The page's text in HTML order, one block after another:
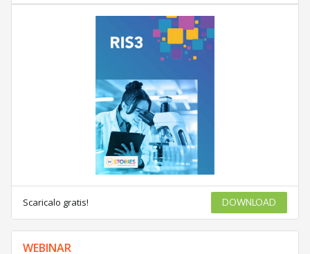
Scaricalo gratis! DOWNLOAD
WEBINAR